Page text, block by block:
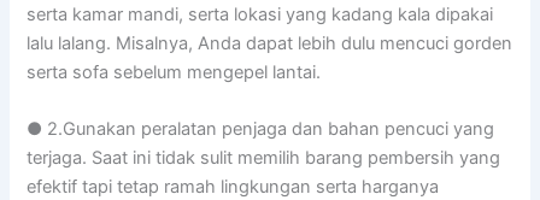
serta kamar mandi, serta lokasi yang kadang kala dipakai
lalu lalang. Misalnya, Anda dapat lebih dulu mencuci gorden
serta sofa sebelum mengepel lantai.
● 2.Gunakan peralatan penjaga dan bahan pencuci yang
terjaga. Saat ini tidak sulit memilih barang pembersih yang
efektif tapi tetap ramah lingkungan serta harganya